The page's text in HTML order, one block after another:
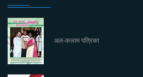
अल-कलाम पत्रिका